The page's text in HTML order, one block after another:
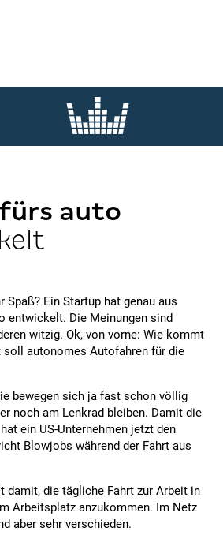
auto
Ein Startup hat genau aus
entwickelt. Die Meinungen sind
witzig. Ok, von vorne: Wie kommt
soll autonomes Autofahren für die
bewegen sich ja fast schon völlig
noch am Lenkrad bleiben. Damit die
ein US-Unternehmen jetzt den
Blowjobs während der Fahrt aus
damit, die tägliche Fahrt zur Arbeit in
Arbeitsplatz anzukommen. Im Netz
aber sehr verschieden.